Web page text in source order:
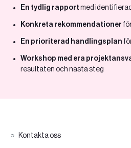
En tydlig rapport med
Konkreta rekommendationer
En prioriterad handlingsplan
Workshop med era
resultaten och nästa steg
Kontakta oss